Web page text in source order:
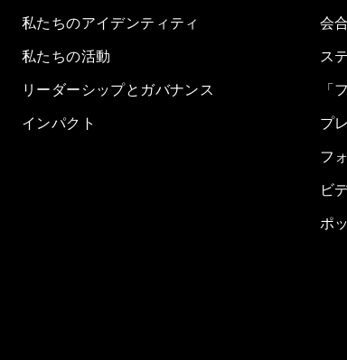
私たちのアイデンティティ
私たちの活動
リーダーシップとガバナンス
インパクト
会合
ス
「
プ
フ
ビ
ポ